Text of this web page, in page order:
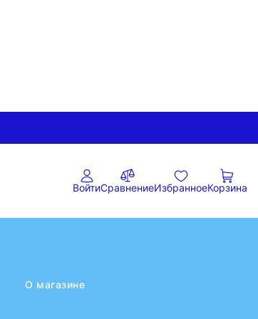
ВойтиСравнениеИзбранноеКорзина
О магазине